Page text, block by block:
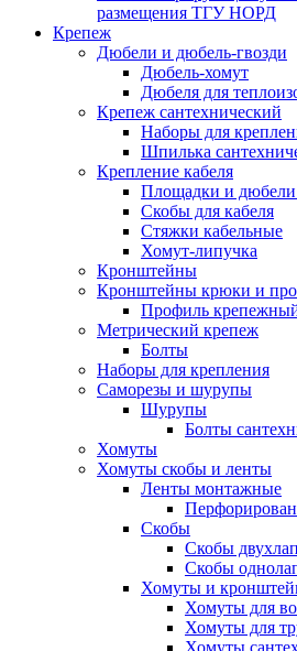
размещения ТГУ НОРД
Крепеж
Дюбели и дюбель-гвозди
Дюбель-хомут
Дюбеля для
Крепеж сантехнический
Наборы для
Шпилька
Крепление кабеля
Площадки и дюбели
Скобы для кабеля
Стяжки кабельные
Хомут-липучка
Кронштейны
Кронштейны крюки и
Профиль
Метрический крепеж
Болты
Наборы для крепления
Саморезы и шурупы
Шурупы
Болты
Хомуты
Хомуты скобы и ленты
Ленты монтажные
Скобы
Скобы
Скобы
Хомуты и
Хомуты для
Хомуты для